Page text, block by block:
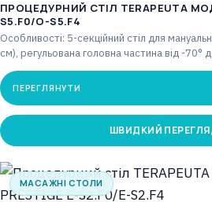
ПРОЦЕДУРНИЙ СТІЛ TERAPEUTA
S5.F0/О-S5.F4
Особливості: 5-секційний стіл для
см), регульована головна частина від -70°
ПЕРЕГЛЯНУТИ
ШВИДКИЙ
МАСАЖНІ СТОЛИ